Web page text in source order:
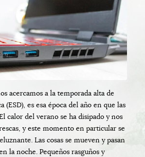
acercamos a la temporada alta de
(ESD), es esa época del año en que las
calor del verano se ha disipado y nos
y este momento en particular se
Las cosas se mueven y pasan
la noche. Pequeños rasguños y